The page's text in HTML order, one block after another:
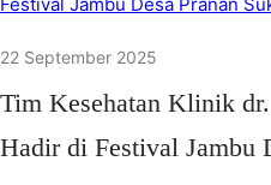
22 September 2025
Tim Kesehatan Klinik
Hadir di Festival Jambu